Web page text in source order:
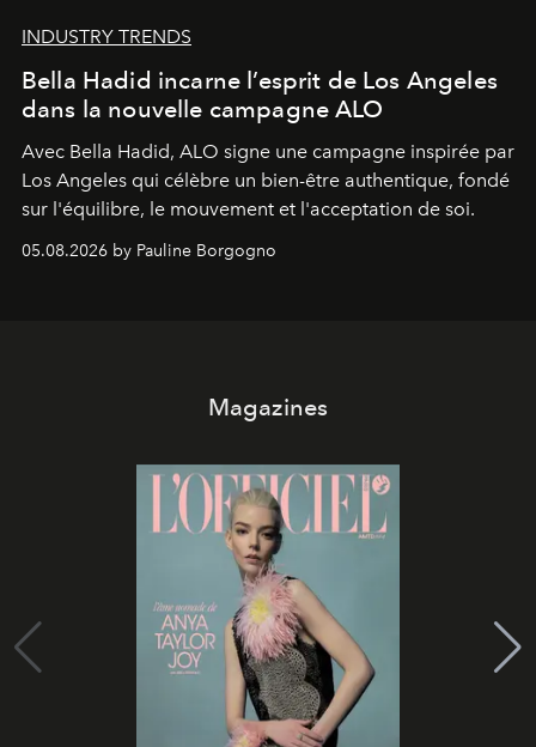
INDUSTRY TRENDS
Bella Hadid incarne l’esprit de Los Angeles
dans la nouvelle campagne ALO
Avec Bella Hadid, ALO signe une campagne inspirée par
Los Angeles qui célèbre un bien-être authentique, fondé
sur l'équilibre, le mouvement et l'acceptation de soi.
05.08.2026 by Pauline Borgogno
Magazines